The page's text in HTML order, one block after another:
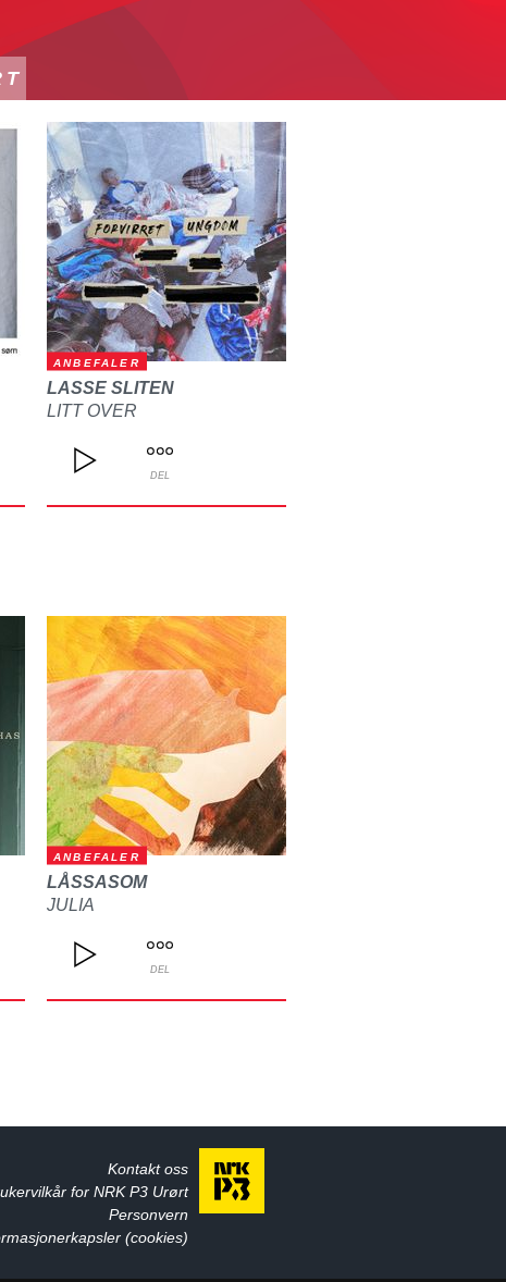
ANBEFALER
LASSE SLITEN
LITT OVER
DEL
ANBEFALER
LÅSSASOM
JULIA
DEL
Kontakt oss
for NRK P3 Urørt
Personvern
(cookies)